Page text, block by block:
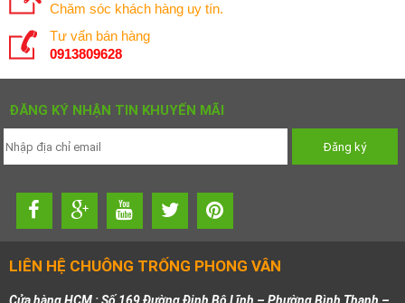
Chăm sóc khách hàng uy tín.
Tư vấn bán hàng
0913809628
ĐĂNG KÝ NHẬN TIN KHUYẾN MÃI
LIÊN HỆ CHUÔNG TRỐNG PHONG VÂN